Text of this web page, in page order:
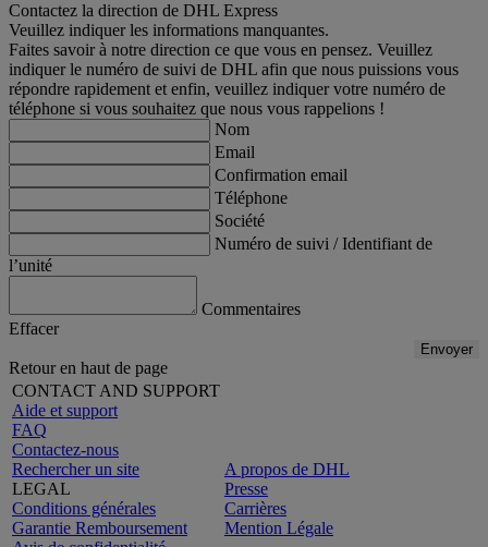
Contactez la direction de DHL Express
Veuillez indiquer les informations manquantes.
Faites savoir à notre direction ce que vous en pensez. Veuillez
indiquer le numéro de suivi de DHL afin que nous puissions vous
répondre rapidement et enfin, veuillez indiquer votre numéro de
téléphone si vous souhaitez que nous vous rappelions !
Nom
Email
Confirmation email
Téléphone
Société
Numéro de suivi / Identifiant de
l’unité
Commentaires
Effacer
Envoyer
Retour en haut de page
CONTACT AND SUPPORT
Aide et support
FAQ
Contactez-nous
Rechercher un site
LEGAL
Conditions générales
Garantie Remboursement
A propos de DHL
Presse
Carrières
Mention Légale